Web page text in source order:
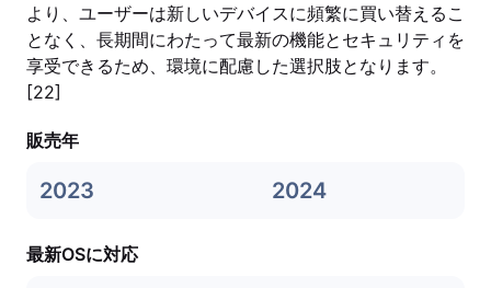
より、ユーザーは新しいデバイスに頻繁に買い替えるこ
となく、長期間にわたって最新の機能とセキュリティを
享受できるため、環境に配慮した選択肢となります。
[22]
販売年
2023 2024
最新OSに対応